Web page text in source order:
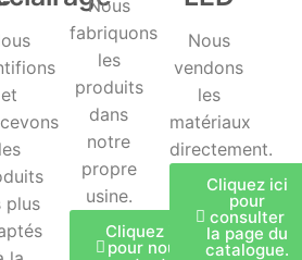
et
les
plus
Nous
fabriquons
les
produits
dans
notre
propre
usine.
Cliquez ici
pour nous
Nous
vendons
les
matériaux
directement.
Cliquez ici
pour
consulter
la page du
catalogue.